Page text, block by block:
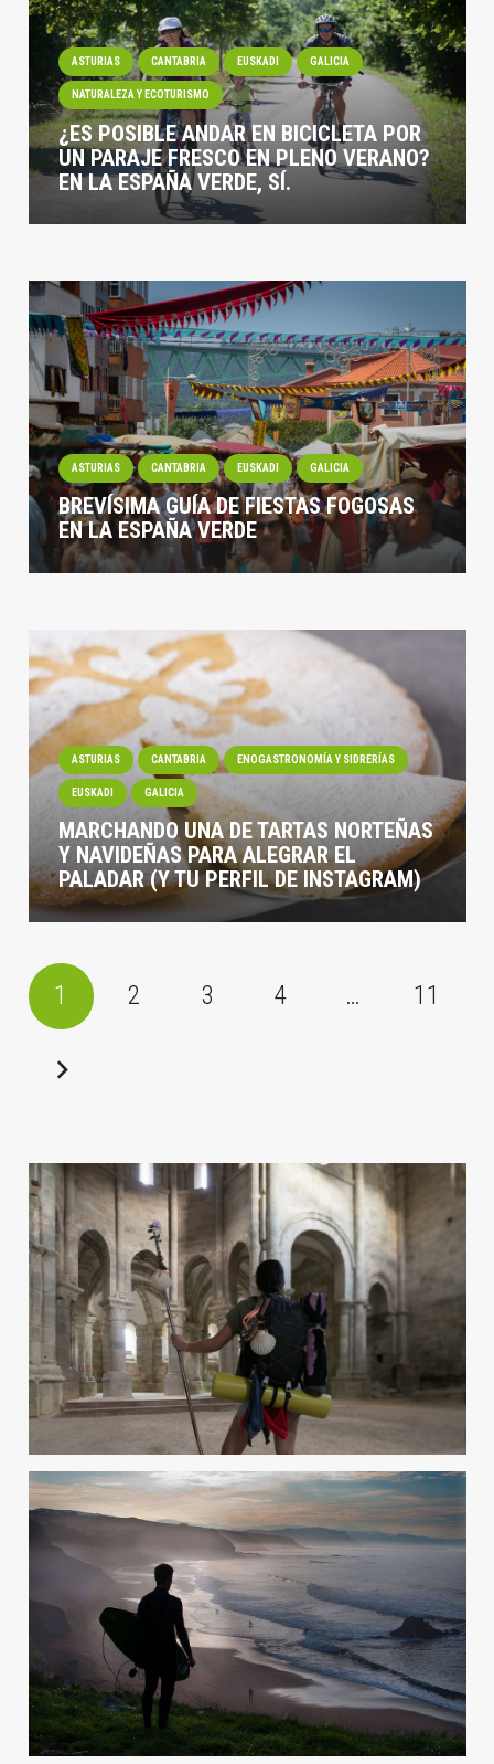
ASTURIAS CANTABRIA EUSKADI GALICIA
NATURALEZA Y ECOTURISMO
¿ES POSIBLE ANDAR EN BICICLETA POR
UN PARAJE FRESCO EN PLENO VERANO?
EN LA ESPAÑA VERDE, SÍ.
ASTURIAS CANTABRIA EUSKADI GALICIA
BREVÍSIMA GUÍA DE FIESTAS FOGOSAS
EN LA ESPAÑA VERDE
ASTURIAS CANTABRIA ENOGASTRONOMÍA Y SIDRERÍAS
EUSKADI GALICIA
MARCHANDO UNA DE TARTAS NORTEÑAS
Y NAVIDEÑAS PARA ALEGRAR EL
PALADAR (Y TU PERFIL DE INSTAGRAM)
1 2 3 4 … 11